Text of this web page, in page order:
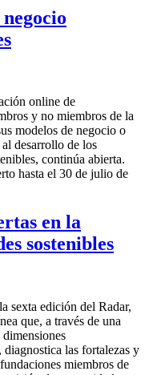
online de
y no miembros de la
modelos de negocio o
desarrollo de los
continúa abierta.
hasta el 30 de julio de
en la
sostenibles
sexta edición del Radar,
que, a través de una
dimensiones
las fortalezas y
miembros de